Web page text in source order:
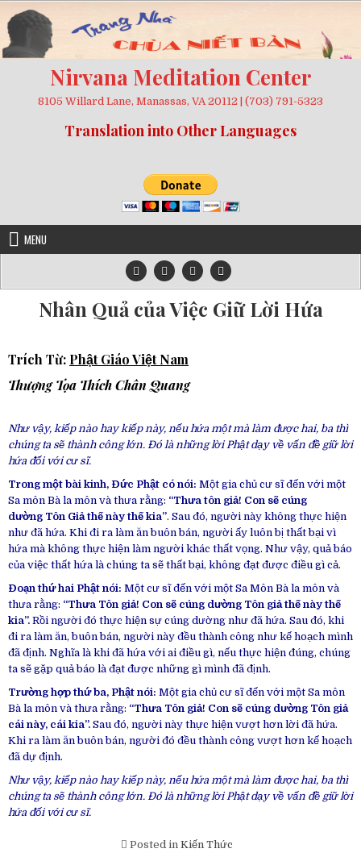
to
content
Nirvana Meditation Center
8105 Willard Lane, Manassas, VA 20112 | (703) 791-5323
Translation into Other Languages
MENU
Nhân Quả của Việc Giữ Lời Hứa
Trích Từ: Phật Giáo Việt Nam
Thượng Tọa Thích Chân Quang
Như vậy, kiếp nào hay kiếp này, nếu hứa một mà làm được hai, ba thì
chúng ta sẽ thành công lớn. Đó là những lời Phật dạy về vấn đề giữ lời
hứa đối với cư sĩ.
Trong một bài kinh, Đức Phật có nói: Một gia chủ cư sĩ đến với một
Sa môn Bà la môn và thưa rằng: “Thưa tôn giả! Con sẽ cúng
dường Tôn Giả thế này thế kia”. Sau đó, người này không thực hiện
như đã hứa. Khi đi ra làm ăn buôn bán, người ấy luôn bị thất bại vì
hứa mà không thực hiện làm người khác thất vọng. Như vậy, quả báo
của việc thất hứa là chúng ta sẽ thất bại, không đạt được điều gì cả.
Đoạn thứ hai Phật nói: Một cư sĩ đến với một Sa Môn Bà la môn và
thưa rằng: “Thưa Tôn giả! Con sẽ cúng dường Tôn giả thế này thế
kia”. Rồi người đó thực hiện sự cúng dường như đã hứa. Sau đó, khi
đi ra làm ăn, buôn bán, người này đều thành công như kế hoạch mình
đã định. Nghĩa là khi đã hứa với ai điều gì, nếu thực hiện đúng, chúng
ta sẽ gặp quả báo là đạt được những gì mình đã định.
Trường hợp thứ ba, Phật nói: Một gia chủ cư sĩ đến với một Sa môn
Bà la môn và thưa rằng: “Thưa Tôn giả! Con sẽ cúng dường Tôn giả
cái này, cái kia”. Sau đó, người này thực hiện vượt hơn lời đã hứa.
Khi ra làm ăn buôn bán, người đó đều thành công vượt hơn kế hoạch
đã dự định.
Như vậy, kiếp nào hay kiếp này, nếu hứa một mà làm được hai, ba thì
chúng ta sẽ thành công lớn. Đó là những lời Phật dạy về vấn đề giữ lời
hứa đối với cư sĩ.
Posted in Kiến Thức